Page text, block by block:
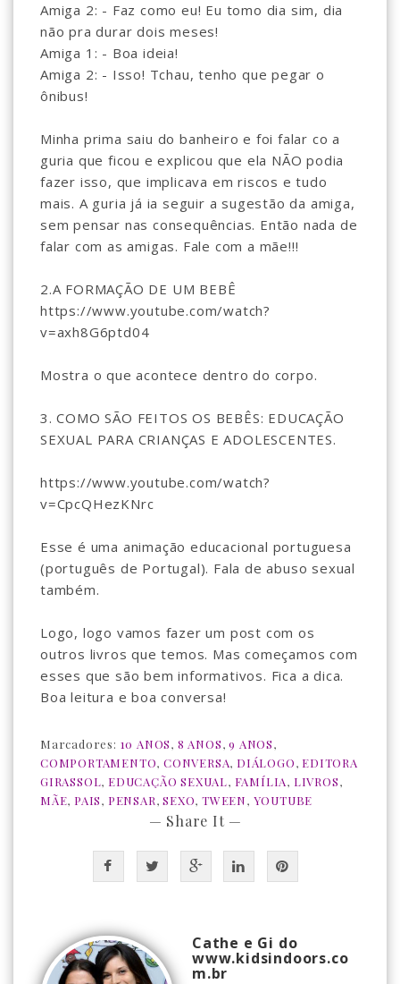
Amiga 2: - Faz como eu! Eu tomo dia sim, dia
não pra durar dois meses!
Amiga 1: - Boa ideia!
Amiga 2: - Isso! Tchau, tenho que pegar o
ônibus!
Minha prima saiu do banheiro e foi falar co a
guria que ficou e explicou que ela NÃO podia
fazer isso, que implicava em riscos e tudo
mais. A guria já ia seguir a sugestão da amiga,
sem pensar nas consequências. Então nada de
falar com as amigas. Fale com a mãe!!!
2.A FORMAÇÃO DE UM BEBÊ
https://www.youtube.com/watch?
v=axh8G6ptd04
Mostra o que acontece dentro do corpo.
3. COMO SÃO FEITOS OS BEBÊS: EDUCAÇÃO
SEXUAL PARA CRIANÇAS E ADOLESCENTES.
https://www.youtube.com/watch?
v=CpcQHezKNrc
Esse é uma animação educacional portuguesa
(português de Portugal). Fala de abuso sexual
também.
Logo, logo vamos fazer um post com os
outros livros que temos. Mas começamos com
esses que são bem informativos. Fica a dica.
Boa leitura e boa conversa!
Marcadores: 10 ANOS, 8 ANOS,9 ANOS,
COMPORTAMENTO,CONVERSA, DIÁLOGO, EDITORA
GIRASSOL, EDUCAÇÃO SEXUAL, FAMÍLIA, LIVROS,
MÃE, PAIS, PENSAR,SEXO,TWEEN, YOUTUBE
— Share It —
Cathe e Gi do
www.kidsindoors.co
m.br